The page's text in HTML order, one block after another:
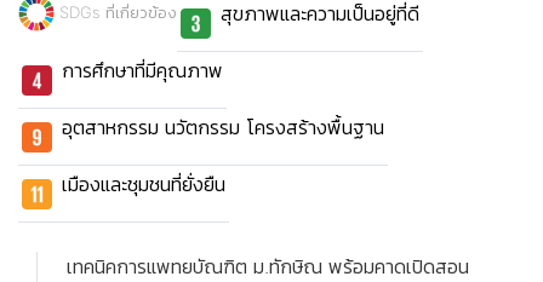
SDGs ที่เกี่ยวข้อง สุขภาพและความเป็นอยู่ที่ดี
การศึกษาที่มีคุณภาพ
อุตสาหกรรม นวัตกรรม โครงสร้างพื้นฐาน
เมืองและชุมชนที่ยั่งยืน
เทคนิคการแพทยบัณฑิต ม.ทักษิณ พร้อมคาดเปิดสอน